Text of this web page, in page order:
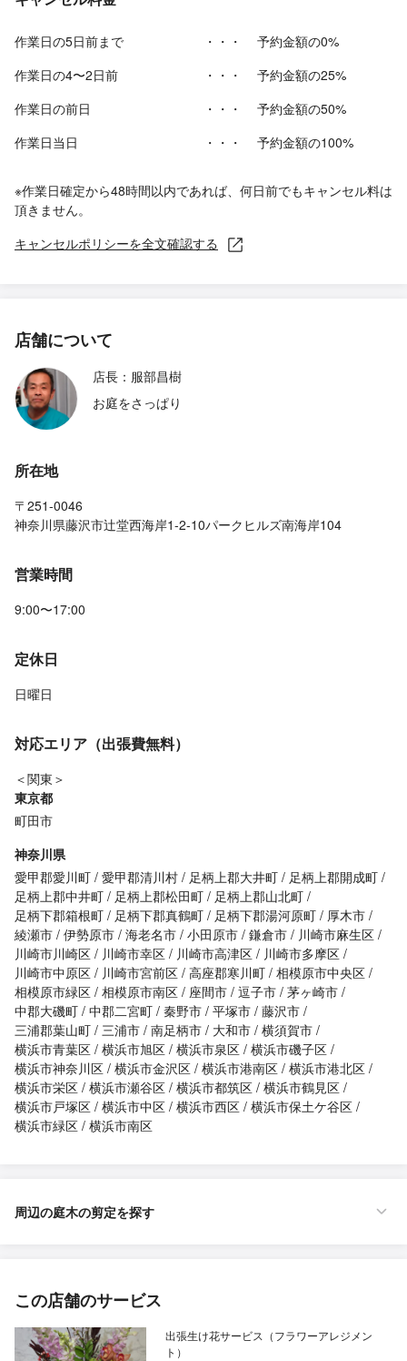
作業日の5日前まで ・・・
予約金額の0%
作業日の4〜2日前
・・・
予約金額の25%
作業日の前日
・・・
予約金額の50%
作業日当日
・・・ 予約金額の100%
※作業日確定から48時間以内であれば、何日前でもキャンセル料は
頂きません。
キャンセルポリシーを全文確認する
店舗について
店長：服部昌樹
お庭をさっぱり
所在地
〒251-0046
神奈川県藤沢市辻堂西海岸1-2-10パークヒルズ南海岸104
営業時間
9:00〜17:00
定休日
日曜日
対応エリア（出張費無料）
＜関東＞
東京都
町田市
神奈川県
愛甲郡愛川町 愛甲郡清川村 足柄上郡大井町
足柄上郡開成町
足柄上郡中井町
足柄上郡松田町
足柄上郡山北町
足柄下郡箱根町
足柄下郡真鶴町 足柄下郡湯河原町
厚木市
綾瀬市 伊勢原市 海老名市 小田原市 鎌倉市
川崎市麻生区
川崎市川崎区
川崎市幸区 川崎市高津区
川崎市多摩区
川崎市中原区
川崎市宮前区 高座郡寒川町 相模原市中央区
相模原市緑区 相模原市南区 座間市 逗子市 茅ヶ崎市
中郡大磯町 中郡二宮町 秦野市 平塚市 藤沢市
三浦郡葉山町 三浦市 南足柄市 大和市 横須賀市
横浜市青葉区 横浜市旭区 横浜市泉区 横浜市磯子区
横浜市神奈川区 横浜市金沢区 横浜市港南区 横浜市港北区
横浜市栄区 横浜市瀬谷区 横浜市都筑区 横浜市鶴見区
横浜市戸塚区 横浜市中区 横浜市西区 横浜市保土ケ谷区
横浜市緑区 横浜市南区
周辺の庭木の剪定を探す
この店舗のサービス
出張生け花サービス（フラワーアレジメン
ト）